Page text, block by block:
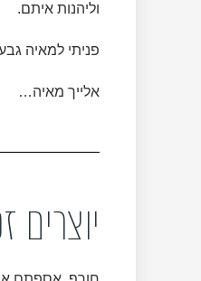
וליהנות איתם.
פניתי למאיה
אלייך מאיה…